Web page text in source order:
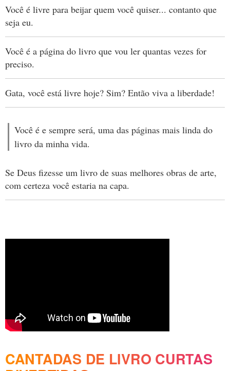
Você é livre para beijar quem você quiser... contanto que
seja eu.
Você é a página do livro que vou ler quantas vezes for
preciso.
Gata, você está livre hoje? Sim? Então viva a liberdade!
Você é e sempre será, uma das páginas mais linda do
livro da minha vida.
Se Deus fizesse um livro de suas melhores obras de arte,
com certeza você estaria na capa.
CANTADAS DE LIVRO CURTAS